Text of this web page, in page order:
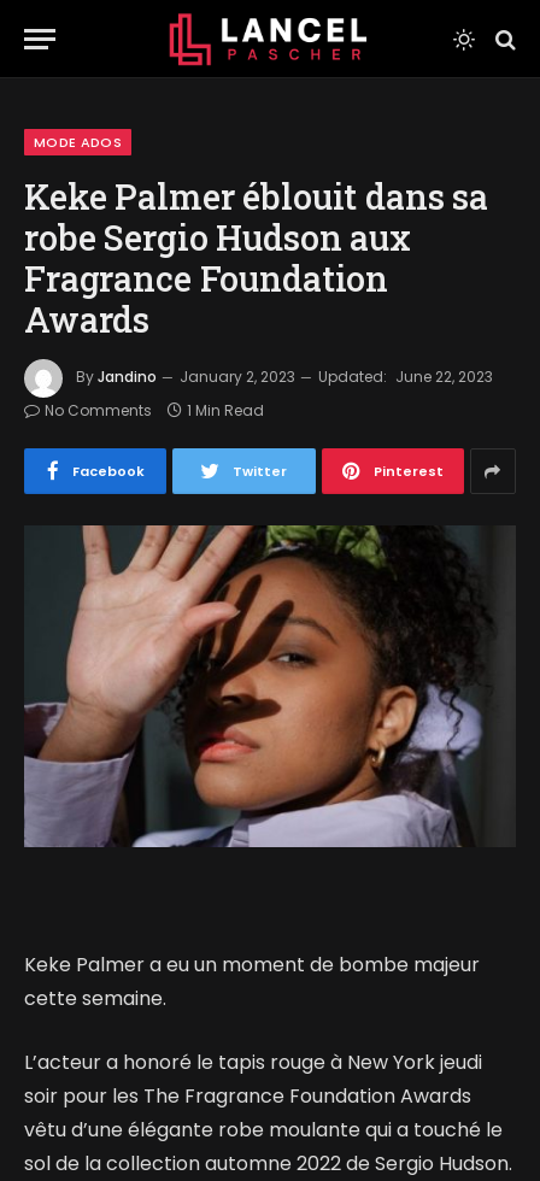
MODE ADOS
Keke Palmer éblouit dans sa
robe Sergio Hudson aux
Fragrance Foundation
Awards
ByJandino January 2, 2023 Updated: June 22, 2023
No Comments
1 Min Read
Facebook Twitter Pinterest
Keke Palmer a eu un moment de bombe majeur
cette semaine.
L’acteur a honoré le tapis rouge à New York jeudi
soir pour les The Fragrance Foundation Awards
vêtu d’une élégante robe moulante qui a touché le
sol de la collection automne 2022 de Sergio Hudson.